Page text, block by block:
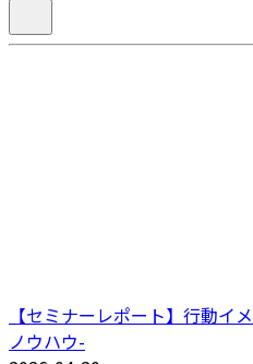
【セミナーレポート】行動イ
ノウハウ-